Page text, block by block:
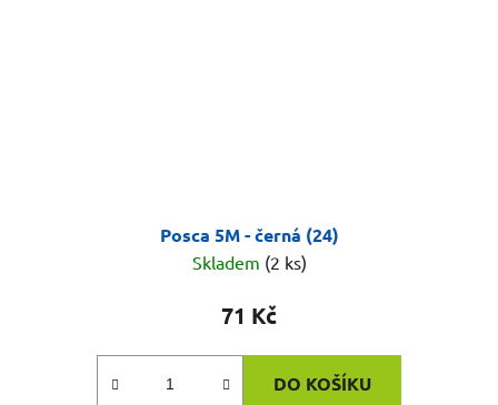
Posca 5M - černá (24)
Skladem (2 ks)
71 Kč
DO KOŠÍKU